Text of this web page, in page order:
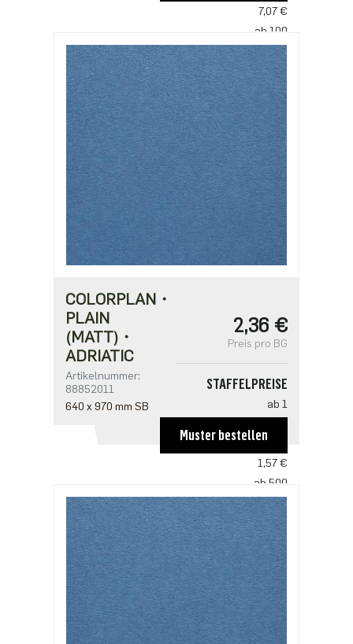
7,07 €
ab 100
6,83 €
ab 250
5,89 €
ab 500
4,71 €
COLORPLAN・
PLAIN
(MATT)・
ADRIATIC
Artikelnummer:
88852011
640 x 970 mm SB
2,36 €
Preis pro BG
STAFFELPREISE
ab 1
ab 250
1,57 €
ab 500
1,52 €
ab 1250
1,31 €
ab 2500
1,05 €
Muster bestellen